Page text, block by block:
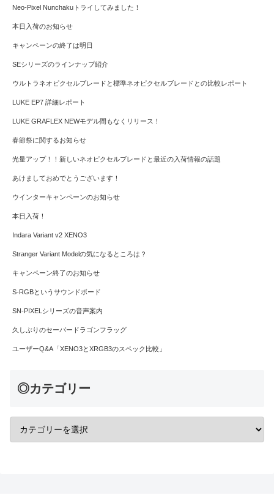
Neo-Pixel Nunchakuトライしてみました！
本日入荷のお知らせ
キャンペーンの終了は明日
SEシリーズのラインナップ紹介
ウルトラネオピクセルブレードと標準ネオピクセルブレードとの比較レポート
LUKE EP7 詳細レポート
LUKE GRAFLEX NEWモデル間もなくリリース！
春節祭に関するお知らせ
光量アップ！！新しいネオピクセルブレードと最近の入荷情報の話題
あけましておめでとうございます！
ウインターキャンペーンのお知らせ
本日入荷！
Indara Variant v2 XENO3
Stranger Variant Modelの気になるところは？
キャンペーン終了のお知らせ
S-RGBというサウンドボード
SN-PIXELシリーズの音声案内
久しぶりのセーバードラゴンフラッグ
ユーザーQ&A「XENO3とXRGB3のスペック比較」
◎カテゴリー